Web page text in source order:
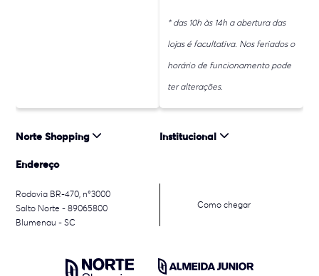
* das 10h às 14h a abertura das
lojas é facultativa. Nos feriados o
horário de funcionamento pode
ter alterações.
Norte Shopping Institucional
Endereço
Rodovia BR-470, n°3000
Salto Norte - 89065800
Blumenau - SC
Como chegar